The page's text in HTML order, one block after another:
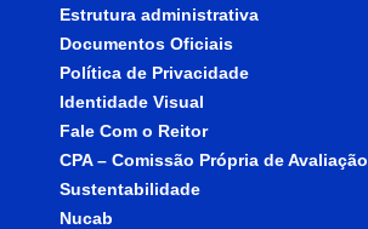
Estrutura administrativa
Documentos Oficiais
Política de Privacidade
Identidade Visual
Fale Com o Reitor
CPA – Comissão Própria de Avaliação
Sustentabilidade
Nucab